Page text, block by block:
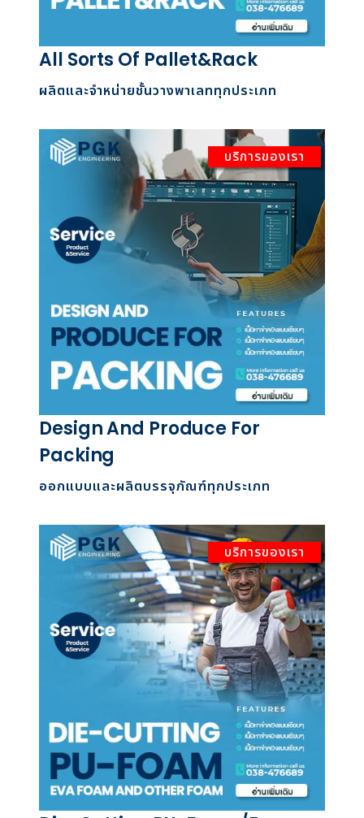
All Sorts Of Pallet&Rack
ผลิตและจำหน่ายชั้นวางพาเลททุกประเภท
บริการของเรา
Design And Produce For
Packing
ออกแบบและผลิตบรรจุภัณฑ์ทุกประเภท
บริการของเรา